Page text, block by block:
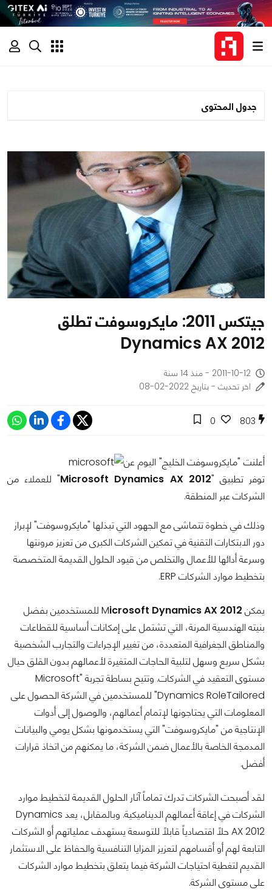
جدول المحتوى
جيتكس 2011: مايكروسوفت تطلق
Dynamics AX 2012
2011-10-12 - منذ 14 سنة
اخر تحديث - بتاريخ 2022-02-08
803
0
أعلنت "مايكروسوفت الخليج" اليوم عن
توفر تطبيق "Microsoft Dynamics AX 2012" للعملاء من
الشركات عبر المنطقة.
وذلك في خطوة تتماشى مع الجهود التي تبذلها "مايكروسوفت" لإبراز
دور الابتكارات التقنية في تمكين الشركات الكبرى من تعزيز مرونتها
وسرعة أدائها للأعمال والتخلص من قيود الحلول القديمة المتخصصة
بتخطيط موارد الشركات ERP.
يمكن M icrosoft Dynamics AX 2012
للمستخدمين بفضل
بنيته الهندسية المرنة، التي تشتمل على إمكانات أساسية للقطاعات
والمناطق الجغرافية المتعددة، من تغيير الإجراءات والتجارب الشخصية
بشكل سريع وسهل لتلبية الحاجات المتغيرة لأعمالهم بدون القلق حيال
مستوى التعقيد في الشركات. وتتيح بساطة تجربة "Microsoft
Dynamics RoleTailored" للمستخدمين في الشركة الحصول على
المعلومات التي يحتاجونها لإتمام أعمالهم، والوصول إلى أدوات
الإنتاجية من "مايكروسوفت" التي يستخدمونها بشكل يومي والبيانات
المدمجة الخاصة بالأعمال ضمن الشركة، ما يمكنهم من اتخاذ قرارات
أفضل.
لقد أصبحت الشركات تدرك تماماً آثار الحلول القديمة لتخطيط موارد
الشركات في إعاقة أعمالهم الديناميكية. وبالمقابل، يعد Dynamics
AX 2012 حلاً اقتصادياً قابلاً للتوسعة يستهدف عملياتهم أو الشركات
التابعة لهم أو أقسامهم لتعزيز المزايا التنافسية والحفاظ على الاستثمار
القديم لتغطية احتياجات الشركة فيما يتعلق بتخطيط موارد الشركات
على مستوى الشركة.